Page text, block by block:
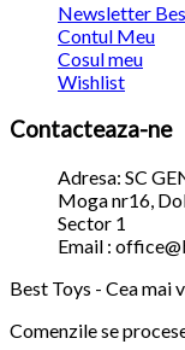
Newsletter
Contul Meu
Cosul meu
Wishlist
Contacteaza-ne
Adresa: SC
Moga nr16,
Sector 1
Email :
Best Toys - Cea mai
Comenzile se